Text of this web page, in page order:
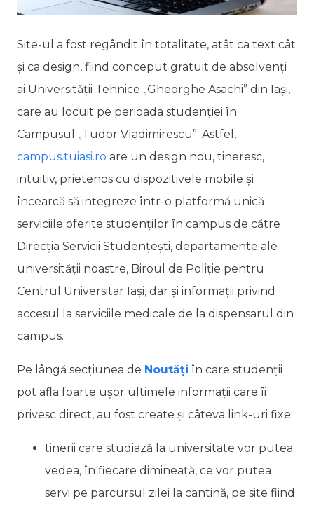
Site-ul a fost regândit în totalitate, atât ca text cât
și ca design, fiind conceput gratuit de absolvenți
ai Universității Tehnice „Gheorghe Asachi” din Iași,
care au locuit pe perioada studenției în
Campusul „Tudor Vladimirescu”. Astfel,
campus.tuiasi.ro are un design nou, tineresc,
intuitiv, prietenos cu dispozitivele mobile și
încearcă să integreze într-o platformă unică
serviciile oferite studenților în campus de către
Direcția Servicii Studențești, departamente ale
universității noastre, Biroul de Poliție pentru
Centrul Universitar Iași, dar și informații privind
accesul la serviciile medicale de la dispensarul din
campus.
Pe lângă secțiunea de Noutăți în care studenții
pot afla foarte ușor ultimele informații care îi
privesc direct, au fost create și câteva link-uri fixe:
tinerii care studiază la universitate vor putea
vedea, în fiecare dimineață, ce vor putea
servi pe parcursul zilei la cantină, pe site fiind